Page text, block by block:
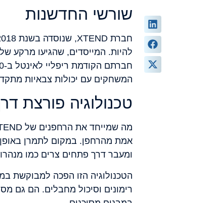
שורשי החדשנות
להיות. המייסדים, שהגיעו מרקע
המשחקים עם יכולות צבאיות
טכנולוגיה פורצת
אמת מהרחפן. במקום לתמרן באופן
ומעבר דרך פתחים צרים כמו
הטכנולוגיה הזו הפכה למבוקשת
רימונים וסיכול מחבלים. הם גם